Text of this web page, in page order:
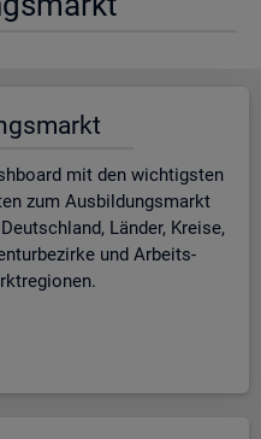
mit den wich­tigs­ten
zum Aus­bil­dungs­markt
Län­der, Krei­se,
und Ar­beits­